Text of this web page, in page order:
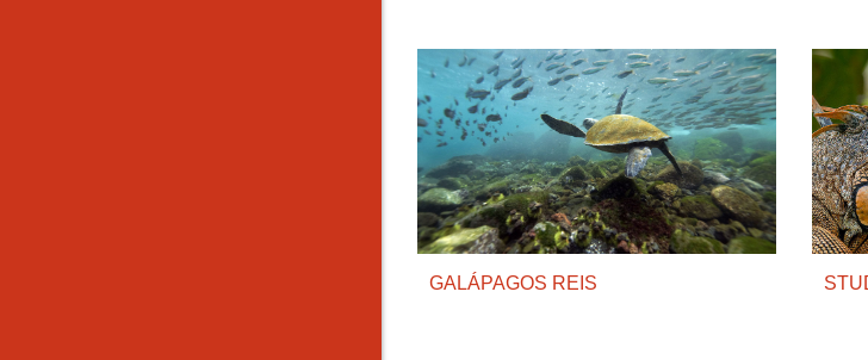
GALÁPAGOS REIS